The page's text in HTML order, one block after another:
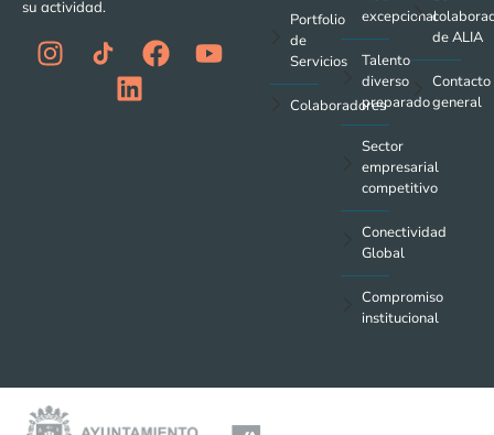
su actividad.
Portfolio
de
Servicios
Colaboradores
excepcional
Talento
diverso
preparado
Sector
empresarial
competitivo
Conectividad
Global
Compromiso
institucional
de ALIA
Contacto
general